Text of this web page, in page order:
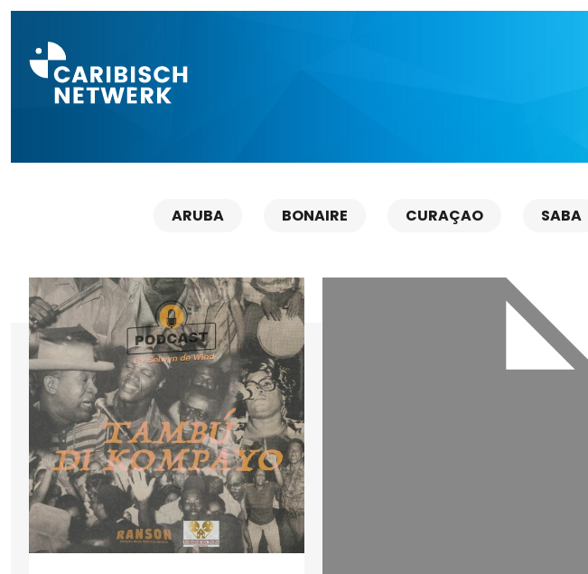
ARUBA BONAIRE CURAÇAO SABA